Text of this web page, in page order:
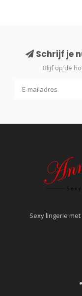
Schrijf je
Blijf op de
Sexy lingerie